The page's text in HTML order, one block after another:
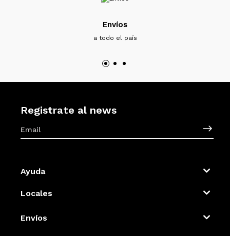
Envíos
a todo el país
Registrate al news
Ayuda
Locales
Envíos